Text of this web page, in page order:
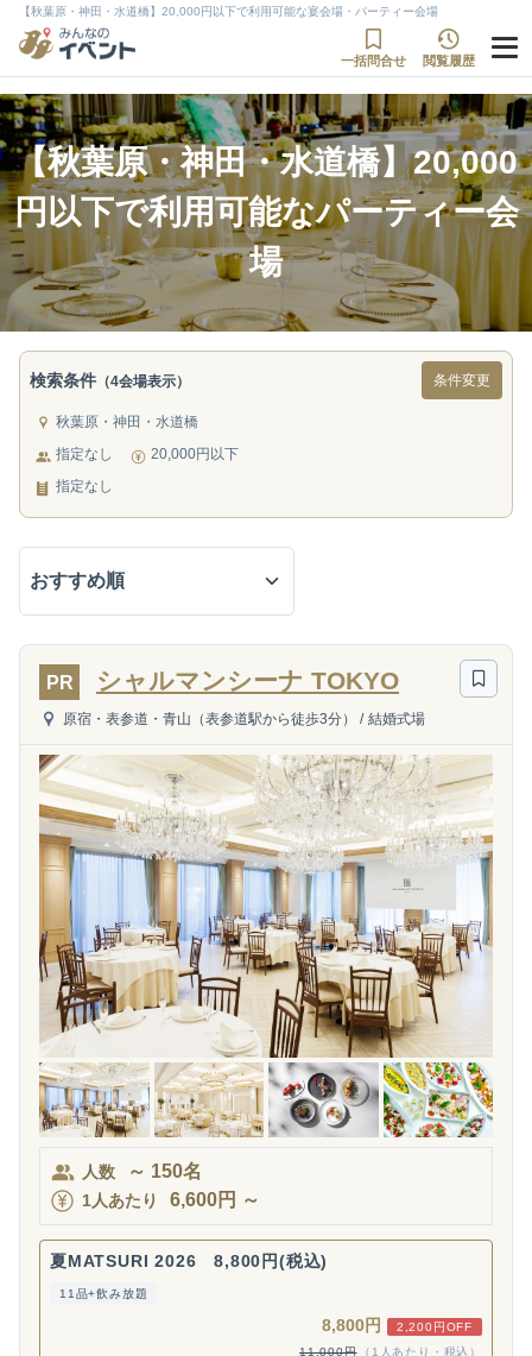
【秋葉原・神田・水道橋】20,000円以下で利用可能な宴会場・パーティー会場
一括問合せ 閲覧履歴
【秋葉原・神田・水道橋】20,000
円以下で利用可能なパーティー会
場
検索条件 （4会場表示） 条件変更
秋葉原・神田・水道橋
指定なし
20,000円以下
指定なし
PR シャルマンシーナ TOKYO
原宿・表参道・青山（表参道駅から徒歩3分） / 結婚式場
人数 ～ 150名
1人あたり 6,600円 ～
夏MATSURI 2026 8,800円(税込)
11品+飲み放題
8,800円
2,200円OFF
11,000円
（1人あたり・税込）